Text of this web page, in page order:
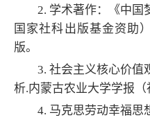
2. 学术著作：《中国
国家社科出版基金资助
版。
3. 社会主义核心价值
析.内蒙古农业大学学报（
4. 马克思劳动幸福思